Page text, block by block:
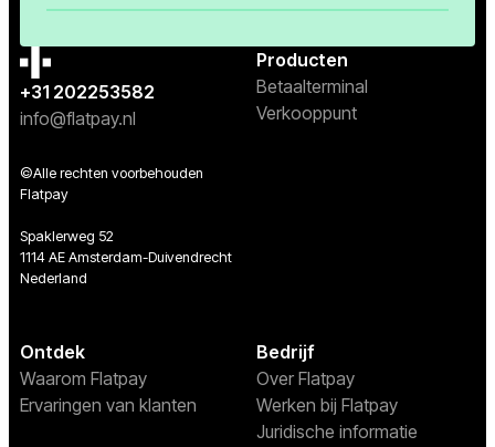
+31 202253582
info@flatpay.nl
©Alle rechten voorbehouden
Flatpay
Spaklerweg 52
1114 AE Amsterdam-Duivendrecht
Nederland
Producten
Betaalterminal
Verkooppunt
Ontdek
Waarom Flatpay
Ervaringen van klanten
Bedrijf
Over Flatpay
Werken bij Flatpay
Juridische informatie